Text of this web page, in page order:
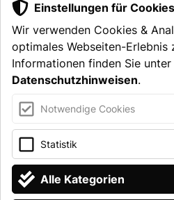
Bis
OFFENE
Einstellungen für
Wir verwenden Cookies &
optimales Webseiten-Erlebnis
Informationen finden Sie
Datenschutzhinweisen.
Notwendige Cookies
Statistik
Alle Kategorien